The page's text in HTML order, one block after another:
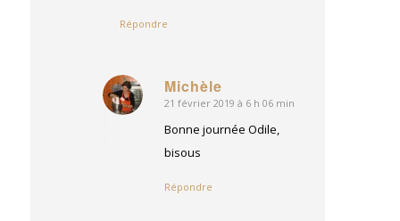
Répondre
Michèle
dit
21 février 2019 à 6 h 06 min
Bonne journée Odile,
bisous
Répondre